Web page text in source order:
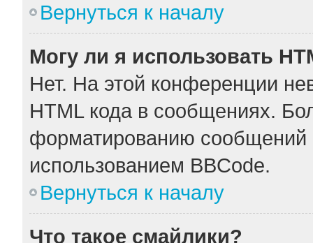
Вернуться к началу
Могу ли я использовать
Нет. На этой конференции
HTML кода в сообщениях.
форматированию сообщений
использованием BBCode.
Вернуться к началу
Что такое смайлики?